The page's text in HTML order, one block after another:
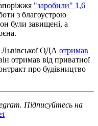
"заробили" 1,6
з благоустрою
були завищені, а
ОДА отримав
отримав від приватної
про будівництво
Підписуйтесь на